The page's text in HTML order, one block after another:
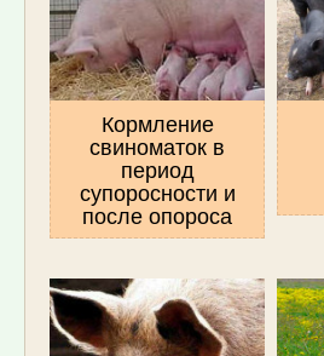
Кормление
свиноматок в
период
супоросности и
после опороса